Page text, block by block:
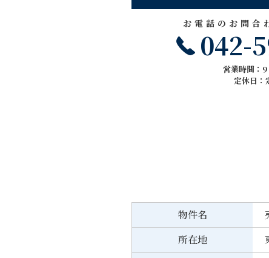
お電話のお問合
042-
営業時間：
定休日：
物件名
所在地